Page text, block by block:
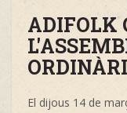
ADIFOLK
El dijous 14 de